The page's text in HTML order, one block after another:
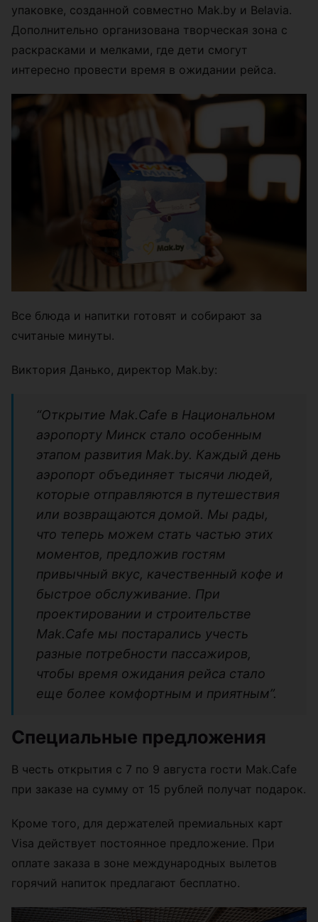
упаковке, созданной совместно Mak.by и Belavia.
Дополнительно организована творческая зона с
раскрасками и мелками, где дети смогут
интересно провести время в ожидании рейса.
Все блюда и напитки готовят и собирают за
считаные минуты.
Виктория Данько, директор Mak.by:
“Открытие Mak.Cafe в Национальном
аэропорту Минск стало особенным
этапом развития Mak.by. Каждый день
аэропорт объединяет тысячи людей,
которые отправляются в путешествия
или возвращаются домой. Мы рады,
что теперь можем стать частью этих
моментов, предложив гостям
привычный вкус, качественный кофе и
быстрое обслуживание. При
проектировании и строительстве
Mak.Cafe мы постарались учесть
разные потребности пассажиров,
чтобы время ожидания рейса стало
еще более комфортным и приятным”.
Специальные предложения
В честь открытия с 7 по 9 августа гости Mak.Cafe
при заказе на сумму от 15 рублей получат подарок.
Кроме того, для держателей премиальных карт
Visa действует постоянное предложение. При
оплате заказа в зоне международных вылетов
горячий напиток предлагают бесплатно.